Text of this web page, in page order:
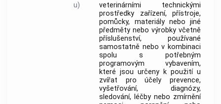
u)
veterinárními technickými
prostředky zařízení, přístroje,
pomůcky, materiály nebo jiné
předměty nebo výrobky včetně
příslušenství, používané
samostatně nebo v kombinaci
spolu s potřebným
programovým vybavením,
které jsou určeny k použití u
zvířat pro účely prevence,
vyšetřování, diagnózy,
sledování, léčby nebo zmírnění